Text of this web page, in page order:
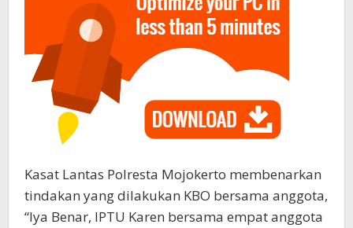
Kasat Lantas Polresta Mojokerto membenarkan
tindakan yang dilakukan KBO bersama anggota,
“Iya Benar, IPTU Karen bersama empat anggota